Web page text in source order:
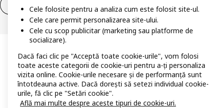
Retrage-te din contract (servicii)
Cele folosite pentru a analiza cum este folosit site-ul.
Cele care permit personalizarea site-ului.
Cele cu scop publicitar (marketing sau platforme de
socializare).
Dacă faci clic pe "Acceptă toate cookie-urile", vom folosi
toate aceste categorii de cookie-uri pentru a-ți personaliza
vizita online. Cookie-urile necesare și de performanță sunt
întotdeauna active. Dacă dorești să setezi individual cookie-
urile, fă clic pe "Setări cookie".
Află mai multe despre aceste tipuri de cookie-uri.